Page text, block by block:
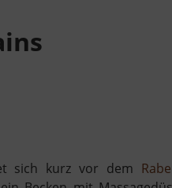
sich kurz vor dem